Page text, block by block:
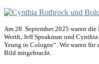
Am 28. September 2025 waren
Worth, Jeff Speakman und
Yeung in Cologne“. Wir waren für
Bild mitgebracht.